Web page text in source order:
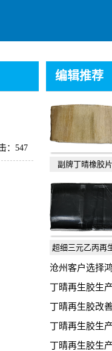
：547
编辑推荐
副牌丁晴橡胶
超细三元乙丙再
级
沧州客户选择
胶板的经过
丁晴再生胶生
丁晴再生胶改
丁晴再生胶生
丁晴再生胶生